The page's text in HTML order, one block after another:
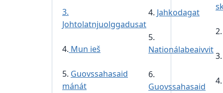
3.
Johtolatnjuolggadusat
4. Mun ieš
5. Guovssahasaid
mánát
4. Jahkodagat
5.
Nationálabeaivvit
6.
Guovssahasaid